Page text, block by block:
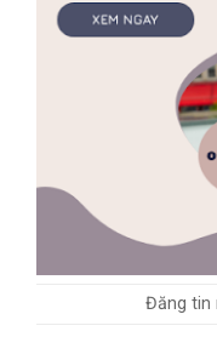
Đăng tin